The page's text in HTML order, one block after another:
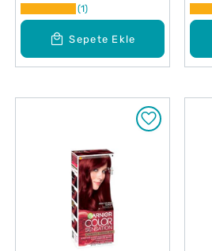
Sepete Ekle
1